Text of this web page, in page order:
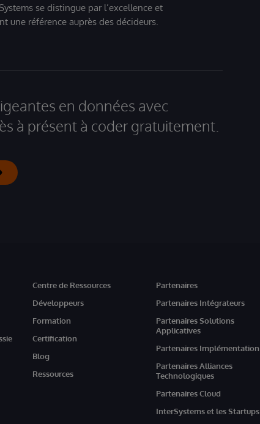
se distingue par l’excellence et
une référence auprès des décideurs.
en données avec
à présent à coder gratuitement.
Centre de Ressources
Développeurs
Formation
Certification
Blog
Ressources
Partenaires
Partenaires Intégrateurs
Partenaires Solutions
Applicatives
Partenaires Implémentation
Partenaires Alliances
Technologiques
Partenaires Cloud
InterSystems et les Startups